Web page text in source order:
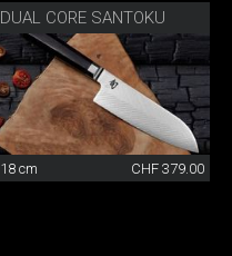
DUAL CORE SANTOKU
18 cm CHF 379.00